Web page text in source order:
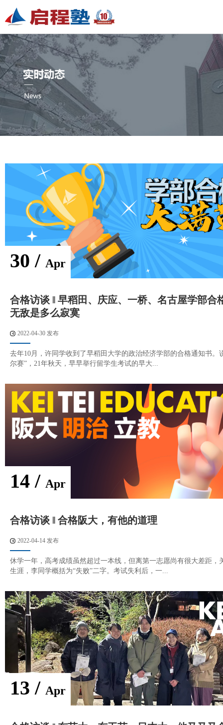
30 / Apr
合格访谈 ‖ 早稻田、庆应、一桥、名古屋学部合
无敌是多么寂寞
2022-04-30 发布
去年10月，许同学收到了早稻田大学的政治经济学部的合格通知书。
尔赛”，21年秋天，早早举行留学生考试的早大...
14 / Apr
合格访谈 ‖ 合格阪大，有他的道理
2022-04-14 发布
休学一年，高考成绩虽然超过一本线，但离第一志愿尚有很大差距，
生涯，李同学概括为“失败”二字。考试失利后，一...
13 / Apr